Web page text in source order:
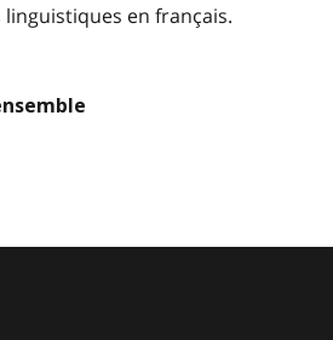
en français.